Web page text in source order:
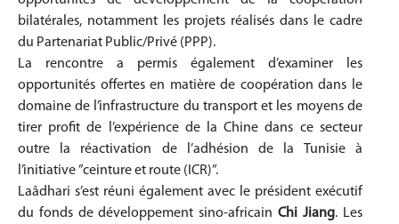
bilatérales, notamment les projets réalisés dans le cadre
du Partenariat Public/Privé (PPP).
La rencontre a permis également d’examiner les
opportunités offertes en matière de coopération dans le
domaine de l’infrastructure du transport et les moyens de
tirer profit de l’expérience de la Chine dans ce secteur
outre la réactivation de l’adhésion de la Tunisie à
l’initiative ”ceinture et route (ICR)”.
Laâdhari s’est réuni également avec le président exécutif
du fonds de développement sino-africainChi Jiang. Les